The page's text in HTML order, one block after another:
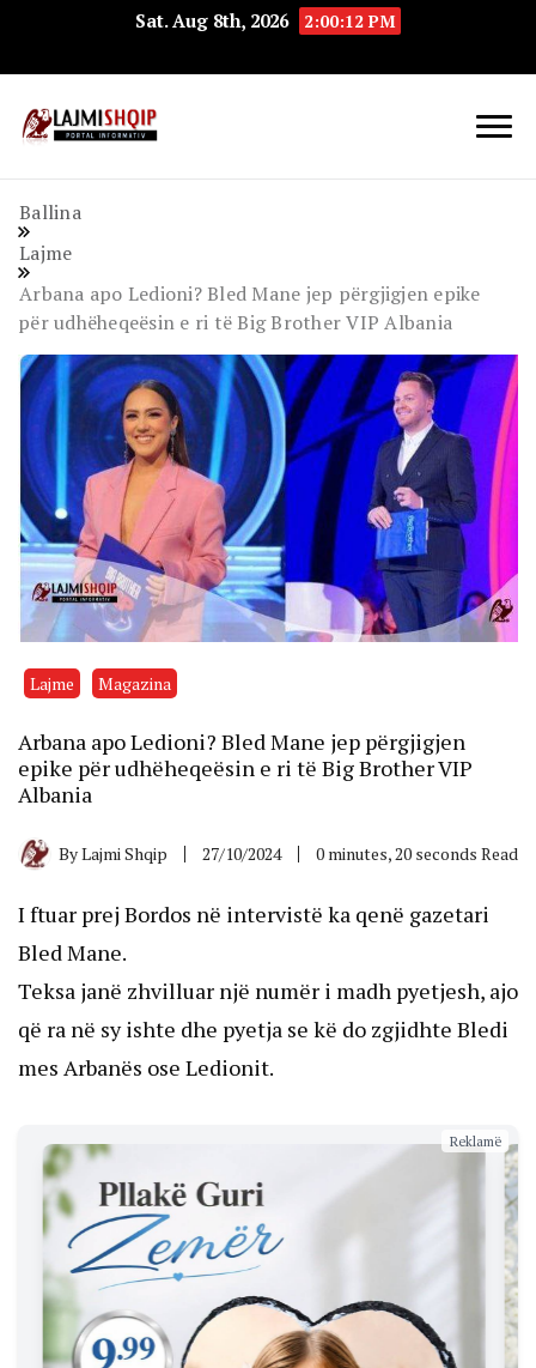
Sat. Aug 8th, 2026 2:00:13 PM
Ballina
Lajme
Arbana apo Ledioni? Bled Mane jep përgjigjen epike
për udhëheqeësin e ri të Big Brother VIP Albania
Lajme Magazina
Arbana apo Ledioni? Bled Mane jep përgjigjen
epike për udhëheqeësin e ri të Big Brother VIP
Albania
ByLajmi Shqip 27/10/2024 0 minutes, 20 seconds Read
I ftuar prej Bordos në intervistë ka qenë gazetari
Bled Mane.
Teksa janë zhvilluar një numër i madh pyetjesh, ajo
që ra në sy ishte dhe pyetja se kë do zgjidhte Bledi
mes Arbanës ose Ledionit.
Reklamë